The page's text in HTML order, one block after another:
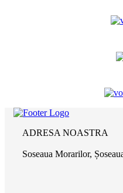
ADRESA NOASTRA
Soseaua Morarilor,